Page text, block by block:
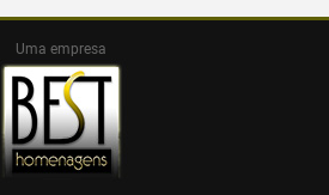
Uma empresa